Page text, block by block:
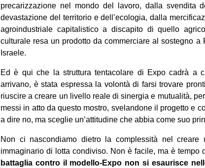
precarizzazione nel mondo del lavoro, dalla svendita
devastazione del territorio e dell’ecologia, dalla
agroindustriale capitalistico a discapito di quello
culturale resa un prodotto da commerciare al sostegno
Israele.
Ed è qui che la struttura tentacolare di Expo cadrà a
arrivano, è stata espressa la volontà di farsi trovare
riuscire a creare un livello reale di sinergia e mutualità,
messi in atto da questo mostro, svelandone il progetto e
a dire no, ma sceglie un’attitudine che abbia come suo
Non ci nascondiamo dietro la complessità nel
immaginario di lotta condiviso. Non è facile, ma è tempo
battaglia contro il modello-Expo non si esaurisce